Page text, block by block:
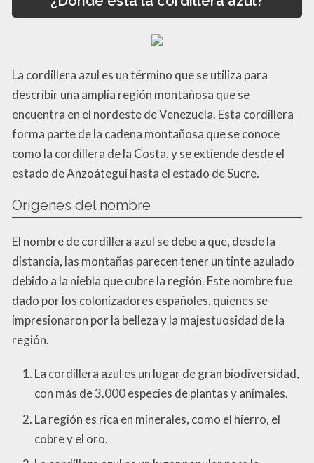
La cordillera azul es un término que se utiliza para
describir una amplia región montañosa que se
encuentra en el nordeste de Venezuela. Esta cordillera
forma parte de la cadena montañosa que se conoce
como la cordillera de la Costa, y se extiende desde el
estado de Anzoátegui hasta el estado de Sucre.
Orígenes del nombre
El nombre de cordillera azul se debe a que, desde la
distancia, las montañas parecen tener un tinte azulado
debido a la niebla que cubre la región. Este nombre fue
dado por los colonizadores españoles, quienes se
impresionaron por la belleza y la majestuosidad de la
región.
La cordillera azul es un lugar de gran biodiversidad,
con más de 3.000 especies de plantas y animales.
La región es rica en minerales, como el hierro, el
cobre y el oro.